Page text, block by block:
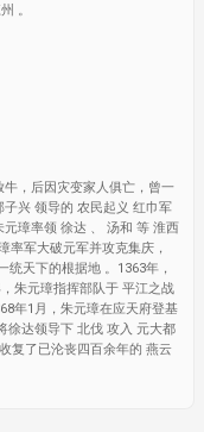
。
，后因灾变家人俱亡，曾一
兴 领导的 农民起义 红巾军
璋率领 徐达 、 汤和 等 淮西
率军大破元军并攻克集庆，
天下的根据地 。1363年，
朱元璋指挥部队于 平江之战
年1月，朱元璋在应天府登基
徐达领导下 北伐 攻入 元大都
复了已沦丧四百余年的 燕云